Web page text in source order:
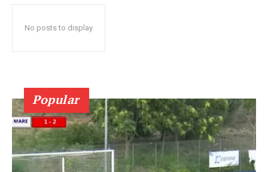
No posts to display
Popular